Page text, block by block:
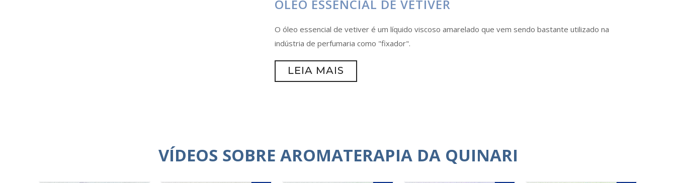
ÓLEO ESSENCIAL DE VETIVER
O óleo essencial de vetiver é um líquido viscoso amarelado que vem sendo bastante utilizado na
indústria de perfumaria como "fixador".
LEIA MAIS
VÍDEOS SOBRE AROMATERAPIA DA QUINARI